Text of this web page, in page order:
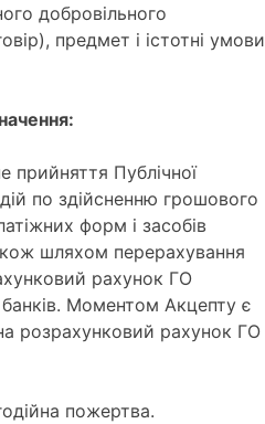
добровільного
предмет і істотні умови
прийняття Публічної
по здійсненню грошового
форм і засобів
шляхом перерахування
рахунок ГО
Моментом Акцепту є
розрахунковий рахунок ГО
пожертва.